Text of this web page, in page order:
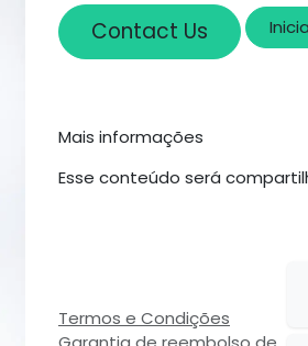
Contact Us
Mais informações
Esse conteúdo será
Termos e Condições